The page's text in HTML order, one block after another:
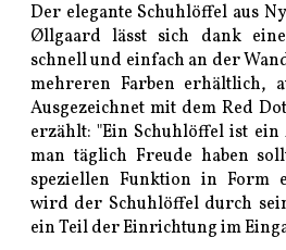
Der elegante Schuhlöffel aus
Øllgaard lässt sich dank
schnell und einfach an der
mehreren Farben erhältlich,
Ausgezeichnet mit dem Red
erzählt: "Ein Schuhlöffel ist ein
man täglich Freude haben
speziellen Funktion in Form
wird der Schuhlöffel durch
ein Teil der Einrichtung im